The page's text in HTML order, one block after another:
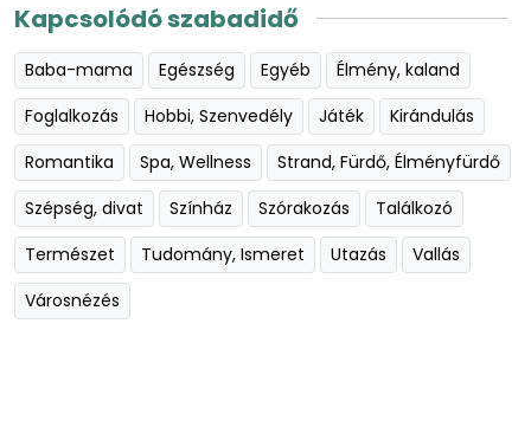
Kapcsolódó szabadidő
Baba-mama Egészség Egyéb
Élmény, kaland
Foglalkozás
Hobbi, Szenvedély Játék
Kirándulás
Romantika
Spa, Wellness
Strand, Fürdő, Élményfürdő
Szépség, divat
Színház Szórakozás
Találkozó
Természet
Tudomány, Ismeret Utazás
Vallás
Városnézés